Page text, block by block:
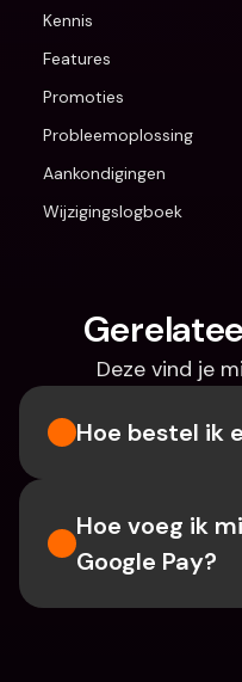
Kennis
Features
Promoties
Probleemoplossing
Aankondigingen
Wijzigingslogboek
Deze vind je
Hoe bestel ik
Hoe voeg ik
Google Pay?